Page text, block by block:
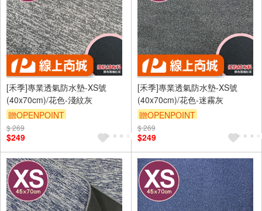
[禾季]專業透氣防水墊-XS號
(40x70cm)/花色-淺紋灰
贈OPENPOINT
訂單滿 2000 元折抵 100元
（運費不算在 2000 元的範圍
內）
訂單滿699享9折
$ 269
$249
[禾季]專業透氣防水墊-XS號
(40x70cm)/花色-迷霧灰
贈OPENPOINT
訂單滿 2000 元折抵 100元
（運費不算在 2000 元的範圍
內）
訂單滿699享9折
$ 269
$249